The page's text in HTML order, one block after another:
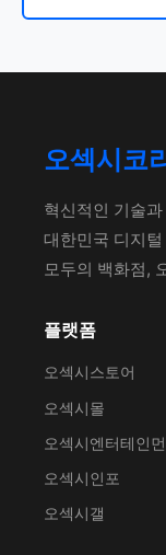
오섹시코
혁신적인 기술
대한민국 디지
모두의 백화점,
플랫폼
오섹시스토어
오섹시몰
오섹시엔터테인
오섹시인포
오섹시갤